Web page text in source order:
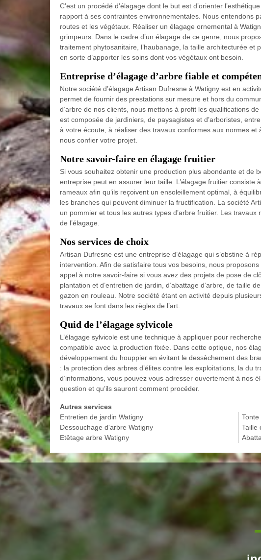
C’est un procédé d’élagage dont le but est d’orienter
rapport à ses contraintes environnementales. Nous entendons
routes et les végétaux. Réaliser un élagage ornemental à
grimpeurs. Dans le cadre d’un élagage de ce genre, nous
traitement phytosanitaire, l’haubanage, la taille architecturée
en sorte d’apporter les soins dont vos végétaux ont besoin.
Entreprise d’élagage d’arbre fiable et
Notre société d’élagage Artisan Dufresne à Watigny est en
permet de fournir des prestations sur mesure et hors du
d’arbre de nos clients, nous mettons à profit les qualifications
est composée de jardiniers, de paysagistes et d’arboristes,
à votre écoute, à réaliser des travaux conformes aux normes et
nous confier votre projet.
Notre savoir-faire en élagage fruitier
Si vous souhaitez obtenir une production plus abondante et de
entreprise peut en assurer leur taille. L’élagage fruitier
rameaux afin qu’ils reçoivent un ensoleillement optimal, à
les branches qui peuvent diminuer la fructification. La société
un pommier et tous les autres types d’arbre fruitier. Les
de l’élagage.
Nos services de choix
Artisan Dufresne est une entreprise d’élagage qui s’obstine à
intervention. Afin de satisfaire tous vos besoins, nous
appel à notre savoir-faire si vous avez des projets de pose de
plantation et d’entretien de jardin, d’abattage d’arbre, de taille
gazon en rouleau. Notre société étant en activité depuis
travaux se font dans les règles de l’art.
Quid de l’élagage sylvicole
L’élagage sylvicole est une technique à appliquer pour
compatible avec la production fixée. Dans cette optique, nos
développement du houppier en évitant le dessèchement des
: la protection des arbres d’élites contre les exploitations, la du
d’informations, vous pouvez vous adresser ouvertement à nos
question et qu’ils sauront comment procéder.
Autres services
Entretien de jardin Watigny
Dessouchage d'arbre Watigny
Etêtage arbre Watigny
Taille